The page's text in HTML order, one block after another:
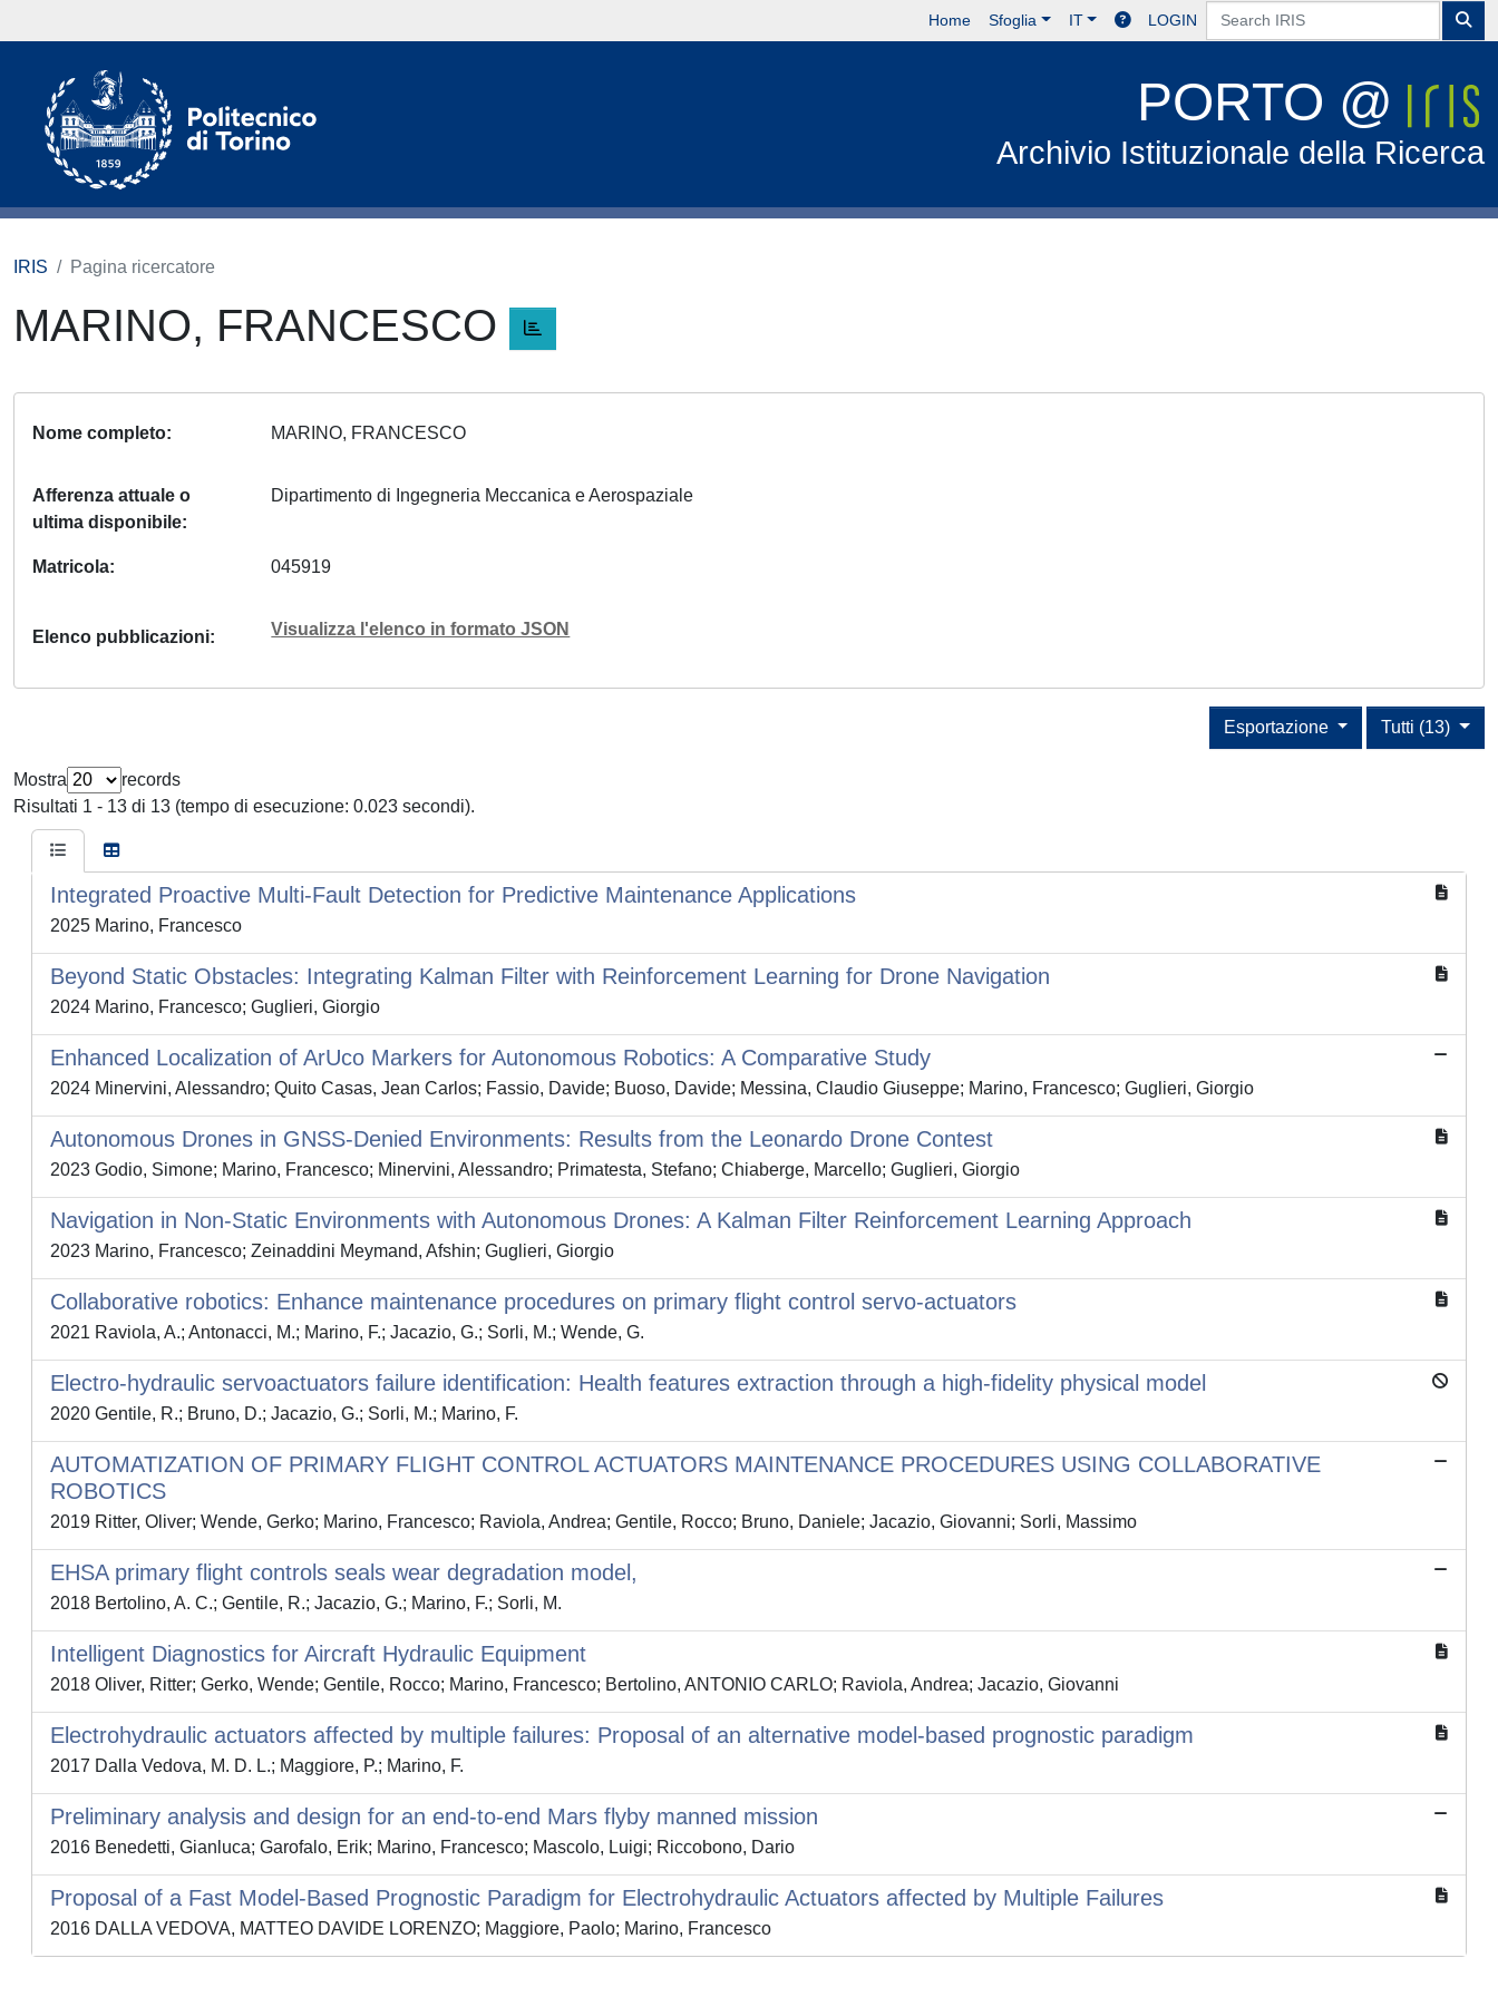
Home Sfoglia IT LOGIN
PORTO @
Archivio Istituzionale della Ricerca
IRIS Pagina ricercatore
MARINO, FRANCESCO
Nome completo MARINO, FRANCESCO
Afferenza attuale o
ultima disponibile
Dipartimento di Ingegneria Meccanica e Aerospaziale
Matricola 045919
Elenco pubblicazioni Visualizza l'elenco in formato JSON
Tutti (13)
Esportazione
Mostra
records
Risultati 1 - 13 di 13 (tempo di esecuzione: 0.023 secondi).
Integrated Proactive Multi-Fault Detection for Predictive Maintenance Applications
2025 Marino, Francesco
Beyond Static Obstacles: Integrating Kalman Filter with Reinforcement Learning for Drone Navigation
2024 Marino, Francesco; Guglieri, Giorgio
Enhanced Localization of ArUco Markers for Autonomous Robotics: A Comparative Study
2024 Minervini, Alessandro; Quito Casas, Jean Carlos; Fassio, Davide; Buoso, Davide; Messina, Claudio Giuseppe; Marino, Francesco; Guglieri, Giorgio
Autonomous Drones in GNSS-Denied Environments: Results from the Leonardo Drone Contest
2023 Godio, Simone; Marino, Francesco; Minervini, Alessandro; Primatesta, Stefano; Chiaberge, Marcello; Guglieri, Giorgio
Navigation in Non-Static Environments with Autonomous Drones: A Kalman Filter Reinforcement Learning Approach
2023 Marino, Francesco; Zeinaddini Meymand, Afshin; Guglieri, Giorgio
Collaborative robotics: Enhance maintenance procedures on primary flight control servo-actuators
2021 Raviola, A.; Antonacci, M.; Marino, F.; Jacazio, G.; Sorli, M.; Wende, G.
Electro-hydraulic servoactuators failure identification: Health features extraction through a high-fidelity physical model
2020 Gentile, R.; Bruno, D.; Jacazio, G.; Sorli, M.; Marino, F.
AUTOMATIZATION OF PRIMARY FLIGHT CONTROL ACTUATORS MAINTENANCE PROCEDURES USING COLLABORATIVE
ROBOTICS
2019 Ritter, Oliver; Wende, Gerko; Marino, Francesco; Raviola, Andrea; Gentile, Rocco; Bruno, Daniele; Jacazio, Giovanni; Sorli, Massimo
EHSA primary flight controls seals wear degradation model,
2018 Bertolino, A. C.; Gentile, R.; Jacazio, G.; Marino, F.; Sorli, M.
Intelligent Diagnostics for Aircraft Hydraulic Equipment
2018 Oliver, Ritter; Gerko, Wende; Gentile, Rocco; Marino, Francesco; Bertolino, ANTONIO CARLO; Raviola, Andrea; Jacazio, Giovanni
Electrohydraulic actuators affected by multiple failures: Proposal of an alternative model-based prognostic paradigm
2017 Dalla Vedova, M. D. L.; Maggiore, P.; Marino, F.
Preliminary analysis and design for an end-to-end Mars flyby manned mission
2016 Benedetti, Gianluca; Garofalo, Erik; Marino, Francesco; Mascolo, Luigi; Riccobono, Dario
Proposal of a Fast Model-Based Prognostic Paradigm for Electrohydraulic Actuators affected by Multiple Failures
2016 DALLA VEDOVA, MATTEO DAVIDE LORENZO; Maggiore, Paolo; Marino, Francesco